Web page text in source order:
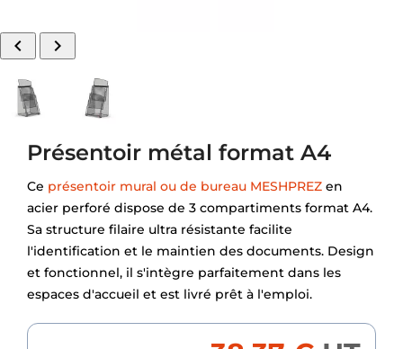
 
Présentoir métal format A4
Ce présentoir mural ou de bureau MESHPREZ en
acier perforé dispose de 3 compartiments format A4.
Sa structure filaire ultra résistante facilite
l'identification et le maintien des documents. Design
et fonctionnel, il s'intègre parfaitement dans les
espaces d'accueil et est livré prêt à l'emploi.